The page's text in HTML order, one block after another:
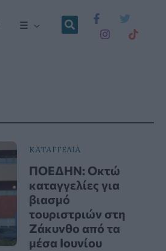
☰
ΚΑΤΑΓΓΕΛΙΑ
ΠΟΕΔΗΝ: Οκτώ
καταγγελίες για
βιασμό
τουριστριών στη
Ζάκυνθο από τα
μέσα Ιουνίου